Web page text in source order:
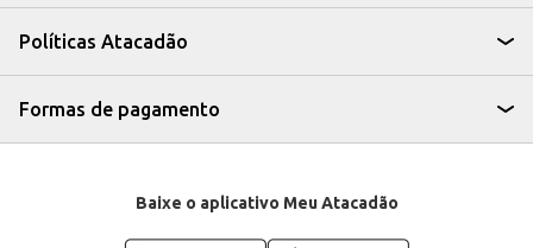
Políticas Atacadão
Formas de pagamento
Baixe o aplicativo Meu Atacadão